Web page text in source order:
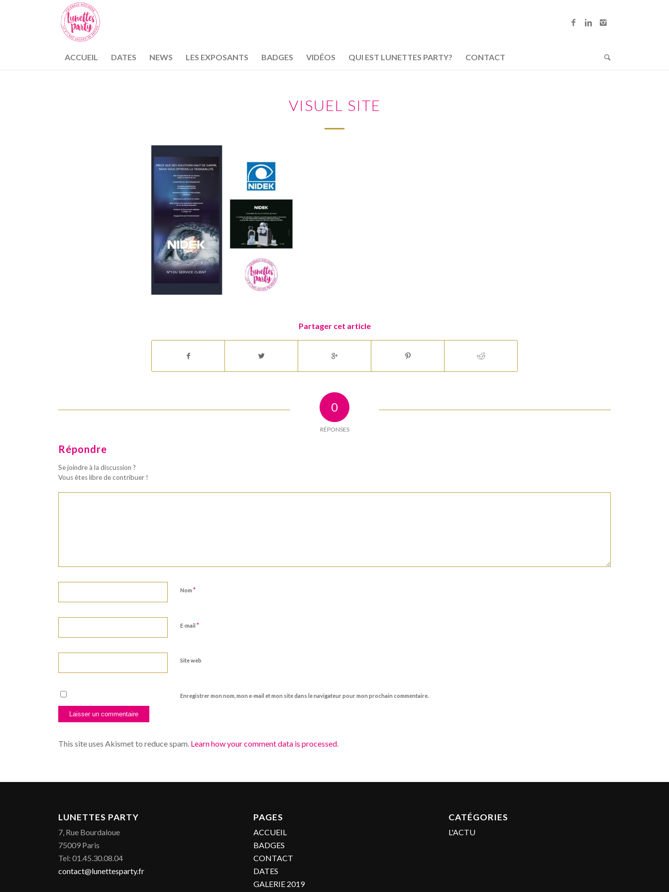
ACCUEIL DATES NEWS LES EXPOSANTS BADGES VIDÉOS QUI EST LUNETTES PARTY? CONTACT
VISUEL SITE
Partager cet article
0
RÉPONSES
Répondre
Se joindre à la discussion ?
Vous êtes libre de contribuer !
Nom*
E-mail*
Site web
Enregistrer mon nom, mon e-mail et mon site dans le navigateur pour mon prochain commentaire.
This site uses Akismet to reduce spam. Learn how your comment data is processed.
LUNETTES PARTY
7, Rue Bourdaloue
75009 Paris
Tel: 01.45.30.08.04
contact@lunettesparty.fr
PAGES
ACCUEIL
BADGES
CONTACT
DATES
GALERIE 2019
CATÉGORIES
L'ACTU